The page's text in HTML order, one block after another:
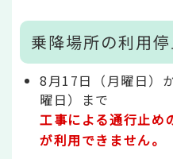
乗降場所の利用
8月17日（月曜日）
曜日）まで
工事による通行止め
が利用できません。